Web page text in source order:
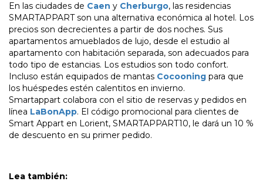
En las ciudades de Caen y Cherburgo, las residencias
SMARTAPPART son una alternativa económica al hotel. Los
precios son decrecientes a partir de dos noches. Sus
apartamentos amueblados de lujo, desde el estudio al
apartamento con habitación separada, son adecuados para
todo tipo de estancias. Los estudios son todo confort.
Incluso están equipados de mantas Cocooning para que
los huéspedes estén calentitos en invierno.
Smartappart colabora con el sitio de reservas y pedidos en
línea LaBonApp. El código promocional para clientes de
Smart Appart en Lorient, SMARTAPPART10, le dará un 10 %
de descuento en su primer pedido.
Lea también: